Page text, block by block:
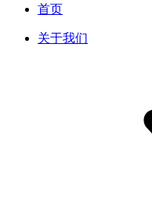
首页
关于我们